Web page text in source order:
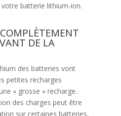
batterie lithium-ion.
DE LA
des batteries vont
petites recharges
« grosse » recharge.
des charges peut être
sur certaines batteries,